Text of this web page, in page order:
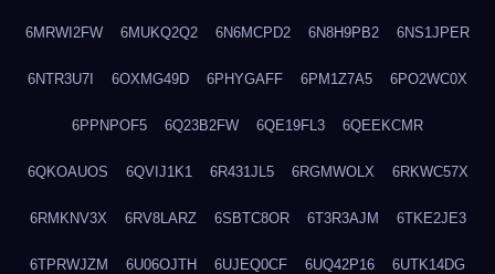
6MRWI2FW 6MUKQ2Q2 6N6MCPD2 6N8H9PB2 6NS1JPER
6NTR3U7I 6OXMG49D 6PHYGAFF 6PM1Z7A5 6PO2WC0X
6PPNPOF5 6Q23B2FW 6QE19FL3 6QEEKCMR
6QKOAUOS 6QVIJ1K1 6R431JL5 6RGMWOLX 6RKWC57X
6RMKNV3X 6RV8LARZ 6SBTC8OR 6T3R3AJM 6TKE2JE3
6TPRWJZM 6U06OJTH 6UJEQ0CF 6UQ42P16 6UTK14DG